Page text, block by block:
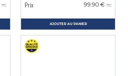
TTC Prix 99.90 € TTC
AJOUTER AU PANIER